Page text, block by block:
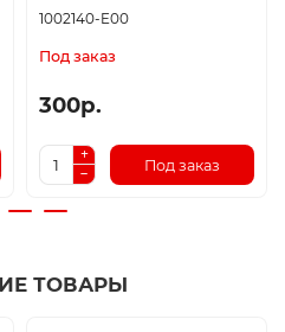
1002140-E00
Под заказ
300р.
Под заказ
ТОВАРЫ